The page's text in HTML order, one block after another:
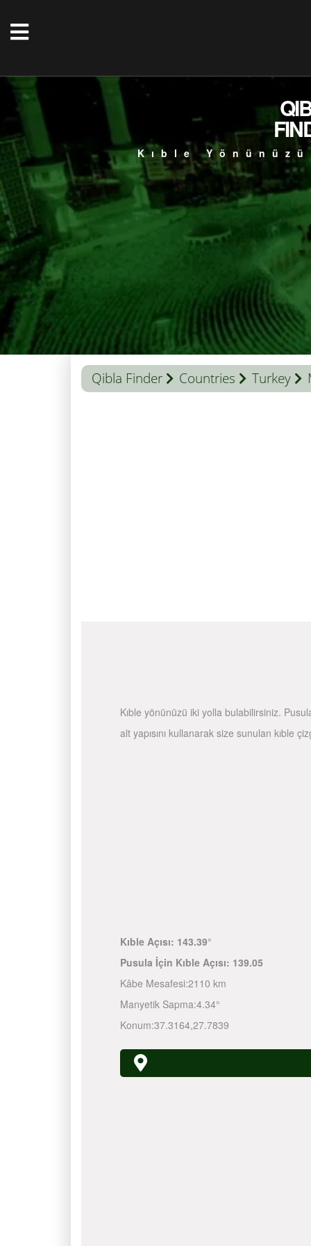
Kıble
Qibla Finder Countries Turkey
Kıble yönünüzü iki yolla bulabilirsiniz.
alt yapısını kullanarak size sunulan kıble
Kıble Açısı: 143.39°
Pusula İçin Kıble Açısı: 139.05
Kâbe Mesafesi:2110 km
Manyetik Sapma:4.34°
Konum:37.3164,27.7839